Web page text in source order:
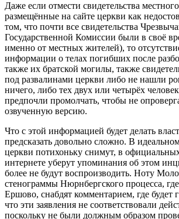
Даже если отмести свидетельства
размещённые на сайте церкви как
том, что почти все свидетельства
Государственной Комиссии были в своё
именно от местных жителей), то
информации о телах погибших после
также их братской могилы, также
под развалинами церкви либо не нашли
ничего, либо тех двух или четырёх
предпочли промолчать, чтобы не
озвученную версию.
Что с этой информацией будет делать
предсказать довольно сложно. В
церкви потихоньку снимут, в
интернете уберут упоминания об этом
более не будут воспроизводить. Ноту
стенограммы Нюрнбергского процесса,
Ершово, снабдят комментарием, где будет
что эти заявления не соответствовали
поскольку не были должным образом